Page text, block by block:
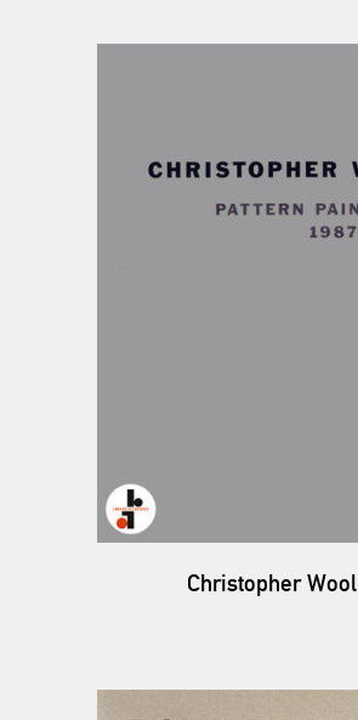
Christopher Wool